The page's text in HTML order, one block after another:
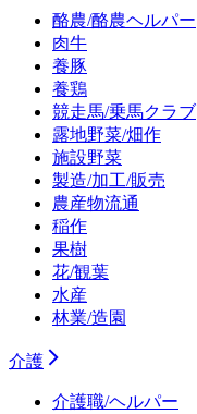
酪農/酪農ヘルパー
肉牛
養豚
養鶏
競走馬/乗馬クラブ
露地野菜/畑作
施設野菜
製造/加工/販売
農産物流通
稲作
果樹
花/観葉
水産
林業/造園
介護
介護職/ヘルパー